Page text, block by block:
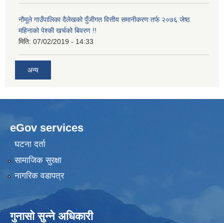
नौमूले गाउँपालिका दैलेखको पुँजीगत वित्तीय समानीकरण तर्फ २०७६ जेष्ठ
महिनाको पेश्की खर्चको बिवरण !!
मिति: 07/02/2019 - 14:33
अन्य
eGov services
घटना दर्ता
सामाजिक सुरक्षा
नागरिक वडापत्र
गुनासो सुन्ने अधिकारी